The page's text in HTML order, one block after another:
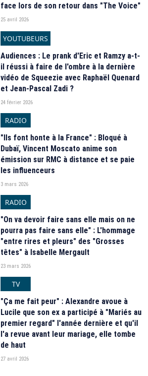
face lors de son retour dans "The Voice"
25 avril 2026
YOUTUBEURS
Audiences : Le prank d'Eric et Ramzy a-t-
il réussi à faire de l'ombre à la dernière
vidéo de Squeezie avec Raphaël Quenard
et Jean-Pascal Zadi ?
24 février 2026
RADIO
"Ils font honte à la France" : Bloqué à
Dubaï, Vincent Moscato anime son
émission sur RMC à distance et se paie
les influenceurs
3 mars 2026
RADIO
"On va devoir faire sans elle mais on ne
pourra pas faire sans elle" : L'hommage
"entre rires et pleurs" des "Grosses
têtes" à Isabelle Mergault
23 mars 2026
TV
"Ça me fait peur" : Alexandre avoue à
Lucile que son ex a participé à "Mariés au
premier regard" l'année dernière et qu'il
l'a revue avant leur mariage, elle tombe
de haut
27 avril 2026